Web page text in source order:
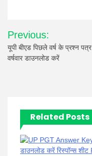
Post
navigation
Previous:
यूपी बीएड पिछले वर्ष के प्रश्न पत्र
वर्षवार डाउनलोड करें
Related Posts